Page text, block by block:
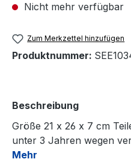
Nicht mehr verfügbar
Zum Merkzettel hinzufügen
Produktnummer:
Beschreibung
Größe 21 x 26 x 7 cm
unter 3 Jahren wegen
Mehr